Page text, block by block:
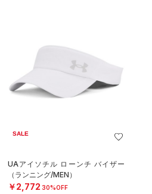
SALE
UAアイソチル ローンチ バイザー
（ランニング/MEN）
￥2,772 30%OFF